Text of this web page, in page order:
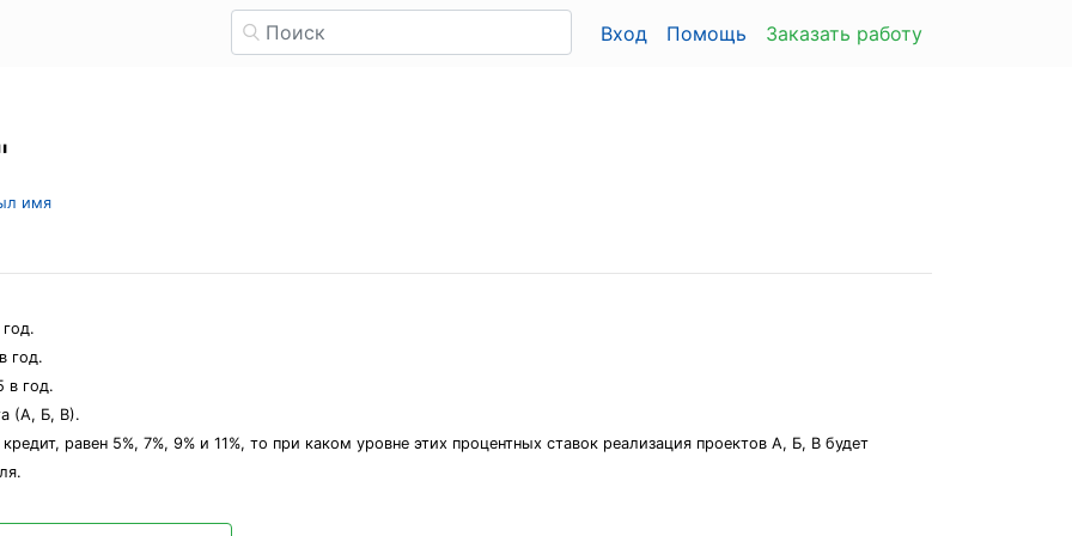
Вход Помощь Заказать работу
имя
год.
в год.
(А, Б, В).
равен 5%, 7%, 9% и 11%, то при каком уровне этих процентных ставок реализация проектов А, Б, В будет